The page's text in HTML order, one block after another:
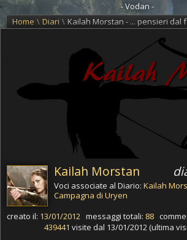
- Vodan -
Home \ Diari \ Kailah Morstan - ... pensieri dal
Kailah Morstan
Voci associate al Diario: Kailah
Campagna di Uryen
creato il: 13/01/2012 messaggi totali: 88
439441 visite dal 13/01/2012 (ultima